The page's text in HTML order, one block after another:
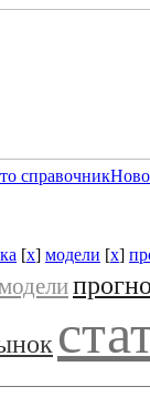
справочник
[x] модели [x]